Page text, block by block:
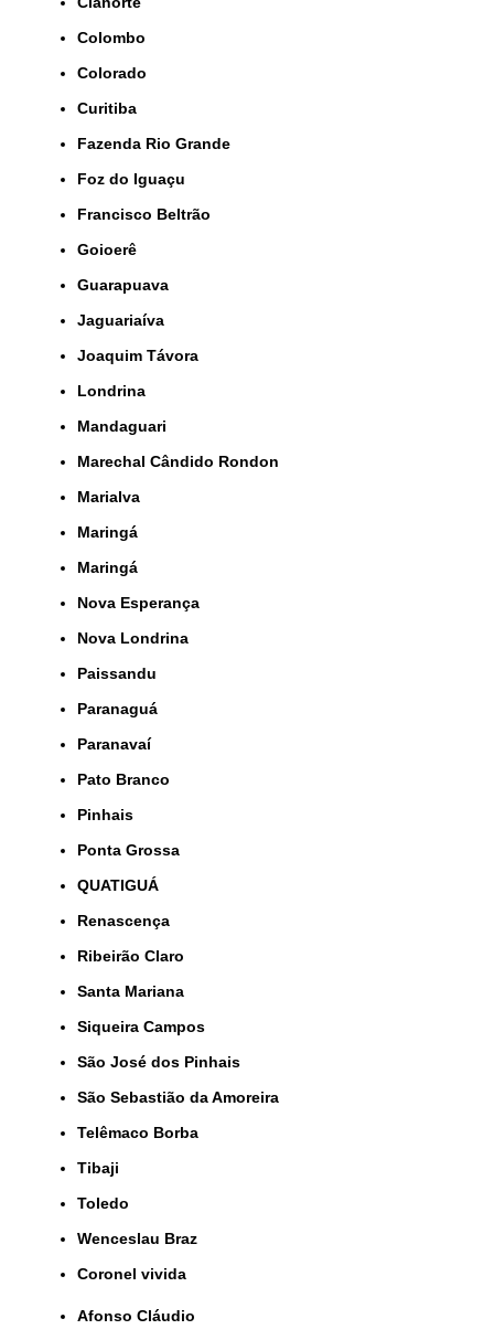
Colombo
Colorado
Curitiba
Fazenda Rio Grande
Foz do Iguaçu
Francisco Beltrão
Goioerê
Guarapuava
Jaguariaíva
Joaquim Távora
Londrina
Mandaguari
Marechal Cândido Rondon
Marialva
Maringá
Maringá
Nova Esperança
Nova Londrina
Paissandu
Paranaguá
Paranavaí
Pato Branco
Pinhais
Ponta Grossa
QUATIGUÁ
Renascença
Ribeirão Claro
Santa Mariana
Siqueira Campos
São José dos Pinhais
São Sebastião da Amoreira
Telêmaco Borba
Tibaji
Toledo
Wenceslau Braz
coronel vivida
Afonso Cláudio